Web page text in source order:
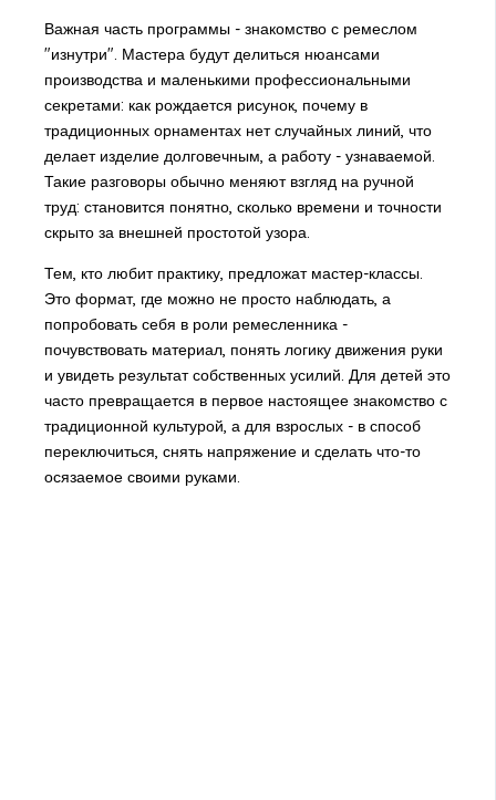
Важная часть программы - знакомство с ремеслом
"изнутри". Мастера будут делиться нюансами
производства и маленькими профессиональными
секретами: как рождается рисунок, почему в
традиционных орнаментах нет случайных линий, что
делает изделие долговечным, а работу - узнаваемой.
Такие разговоры обычно меняют взгляд на ручной
труд: становится понятно, сколько времени и точности
скрыто за внешней простотой узора.
Тем, кто любит практику, предложат мастер-классы.
Это формат, где можно не просто наблюдать, а
попробовать себя в роли ремесленника -
почувствовать материал, понять логику движения руки
и увидеть результат собственных усилий. Для детей это
часто превращается в первое настоящее знакомство с
традиционной культурой, а для взрослых - в способ
переключиться, снять напряжение и сделать что-то
осязаемое своими руками.